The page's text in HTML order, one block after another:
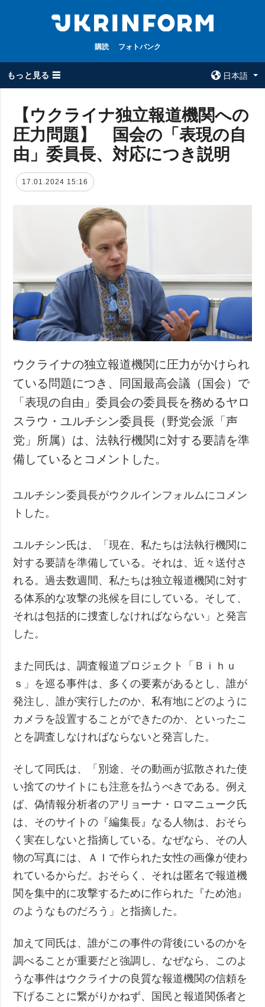
購読 フォトバンク
もっと見る ☰
日本語
全てのトピック
戦争
政治
犯罪
事故・緊急事態
ウクルインフォ
ルム
ウクルインフォル
追加
特集
インタビュー
写真
動画
サービス
購読
フォトバンク
【ウクライナ独立報道機関への
圧力問題】 国会の「表現の自
由」委員長、対応につき説明
17.01.2024 15:16
ウクライナの独立報道機関に圧力がかけられ
ている問題につき、同国最高会議（国会）で
「表現の自由」委員会の委員長を務めるヤロ
スラウ・ユルチシン委員長（野党会派「声
党」所属）は、法執行機関に対する要請を準
備しているとコメントした。
ユルチシン委員長がウクルインフォルムにコメン
トした。
ユルチシン氏は、「現在、私たちは法執行機関に
対する要請を準備している。それは、近々送付さ
れる。過去数週間、私たちは独立報道機関に対す
る体系的な攻撃の兆候を目にしている。そして、
それは包括的に捜査しなければならない」と発言
した。
また同氏は、調査報道プロジェクト「Ｂｉｈｕ
ｓ」を巡る事件は、多くの要素があるとし、誰が
発注し、誰が実行したのか、私有地にどのように
カメラを設置することができたのか、といったこ
とを調査しなければならないと発言した。
そして同氏は、「別途、その動画が拡散された使
い捨てのサイトにも注意を払うべきである。例え
ば、偽情報分析者のアリョーナ・ロマニューク氏
は、そのサイトの『編集長』なる人物は、おそら
く実在しないと指摘している。なぜなら、その人
物の写真には、ＡＩで作られた女性の画像が使わ
れているからだ。おそらく、それは匿名で報道機
関を集中的に攻撃するために作られた『ため池』
のようなものだろう」と指摘した。
加えて同氏は、誰がこの事件の背後にいるのかを
調べることが重要だと強調し、なぜなら、このよ
うな事件はウクライナの良質な報道機関の信頼を
下げることに繋がりかねず、国民と報道関係者と